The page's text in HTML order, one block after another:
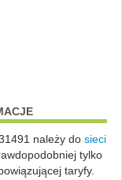
należy do sieci
tylko
taryfy.